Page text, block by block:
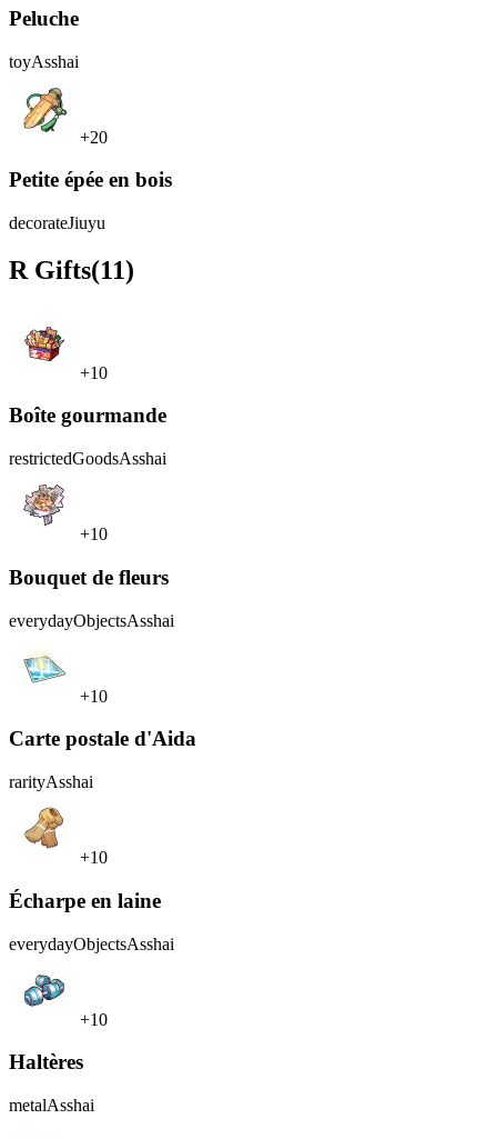
Peluche
toyAsshai
+20
Petite épée en bois
decorateJiuyu
R Gifts(11)
+10
Boîte gourmande
restrictedGoodsAsshai
+10
Bouquet de fleurs
everydayObjectsAsshai
+10
Carte postale d'Aida
rarityAsshai
+10
Écharpe en laine
everydayObjectsAsshai
+10
Haltères
metalAsshai